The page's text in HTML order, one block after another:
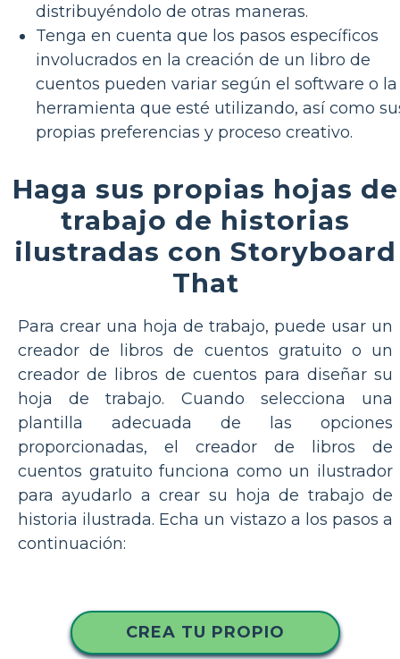
distribuyéndolo de otras maneras.
Tenga en cuenta que los pasos específicos
involucrados en la creación de un libro de
cuentos pueden variar según el software o la
herramienta que esté utilizando, así como
propias preferencias y proceso creativo.
Haga sus propias hojas de
trabajo de historias
ilustradas con Storyboard
That
Para crear una hoja de trabajo, puede usar un
creador de libros de cuentos gratuito o un
creador de libros de cuentos para diseñar su
hoja de trabajo. Cuando selecciona una
plantilla adecuada de las opciones
proporcionadas, el creador de libros de
cuentos gratuito funciona como un ilustrador
para ayudarlo a crear su hoja de trabajo de
historia ilustrada. Echa un vistazo a los pasos a
continuación:
CREA TU PROPIO